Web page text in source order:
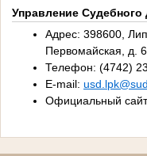
Управление Судебного
Адрес: 398600,
Первомайская, д.
Телефон: (4742)
E-mail:
Официальный